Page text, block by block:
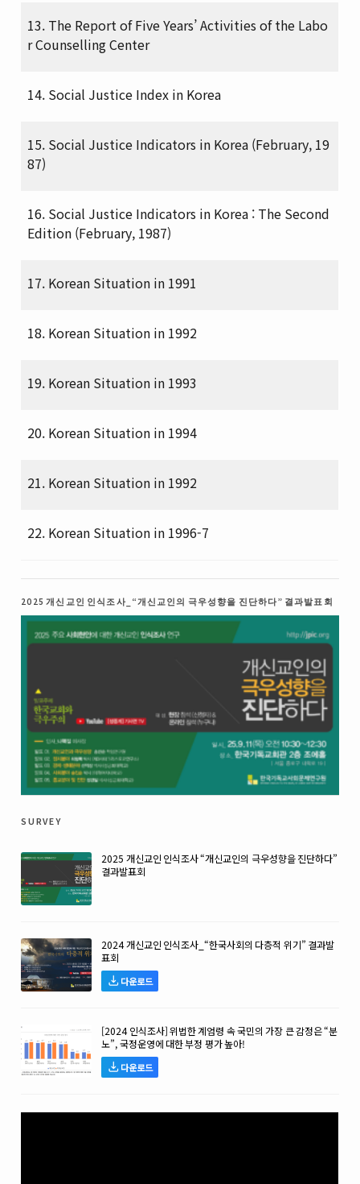
13. The Report of Five Years’ Activities of the Labo
r Counselling Center
14. Social Justice Index in Korea
15. Social Justice Indicators in Korea (February, 19
87)
16. Social Justice Indicators in Korea : The Second
Edition (February, 1987)
17. Korean Situation in 1991
18. Korean Situation in 1992
19. Korean Situation in 1993
20. Korean Situation in 1994
21. Korean Situation in 1992
22. Korean Situation in 1996-7
2025 개신교인 인식조사_“개신교인의 극우성향을 진단하다” 결과발표회
survey
2025 개신교인 인식조사 “개신교인의 극우성향을 진단하다”
결과발표회
2024 개신교인 인식조사_“한국사회의 다층적 위기” 결과발
표회
다운로드
[2024 인식조사] 위법한 계엄령 속 국민의 가장 큰 감정은 “분
노”, 국정운영에 대한 부정 평가 높아!
다운로드